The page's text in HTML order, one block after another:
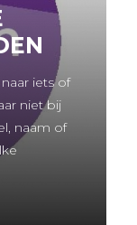
iets of
niet bij
naam of